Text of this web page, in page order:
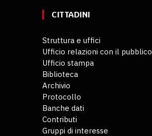
CITTADINI
Struttura e uffici
Ufficio relazioni con il pubblico
Ufficio stampa
Biblioteca
Archivio
Protocollo
Banche dati
Contributi
Gruppi di interesse